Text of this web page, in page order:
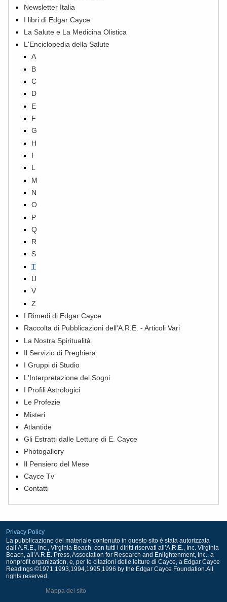
Newsletter Italia
I libri di Edgar Cayce
La Salute e La Medicina Olistica
L'Enciclopedia della Salute
A
B
C
D
E
F
G
H
I
L
M
N
O
P
Q
R
S
T
U
V
Z
I Rimedi di Edgar Cayce
Raccolta di Pubblicazioni dell'A.R.E. - Articoli Vari
La Nostra Spiritualità
Il Servizio di Preghiera
I Gruppi di Studio
L'Interpretazione dei Sogni
I Profili Astrologici
Le Profezie
Misteri
Atlantide
Gli Estratti dalle Letture di E. Cayce
Photogallery
Il Pensiero del Mese
Cayce Tv
Contatti
Privacy Policy
La pubblicazione del materiale contenuto in questo sito è stata autorizzata
dall’A.R.E., Inc., Virginia Beach, con tutti i diritti riservati all’A.R.E., Inc. Virginia
Beach, all’A.R.E. Press, Association for Research and Enlightenment, Inc., a
nonprofit organization, e, per le citazioni delle letture di Cayce, a Edgar Cayce
Readings ©1971,1993,1994,1995,1996 by the Edgar Cayce Foundation.All
rights reserved.
Mappa del sito